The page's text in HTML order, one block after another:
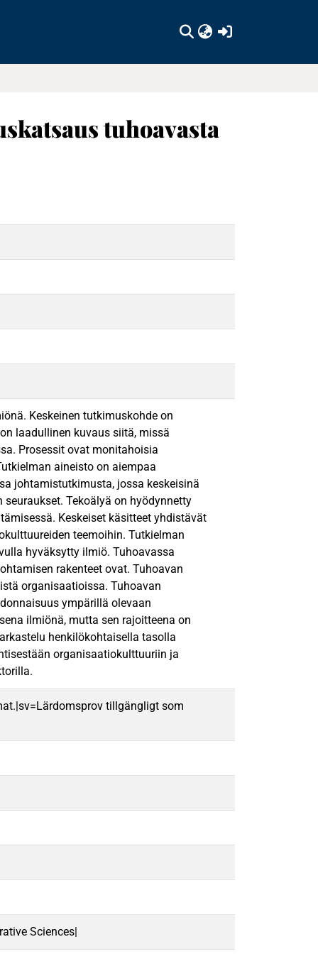
tuhoavasta
Keskeinen tutkimuskohde on
laadullinen kuvaus siitä, missä
Prosessit ovat monitahoisia
aineisto on aiempaa
johtamistutkimusta, jossa keskeisinä
Tekoälyä on hyödynnetty
Keskeiset käsitteet yhdistävät
teemoihin. Tutkielman
hyväksytty ilmiö. Tuhoavassa
rakenteet ovat. Tuhoavan
organisaatioissa. Tuhoavan
ympärillä olevaan
ilmiönä, mutta sen rajoitteena on
henkilökohtaisella tasolla
organisaatiokulttuuriin ja
tillgängligt som
Sciences|